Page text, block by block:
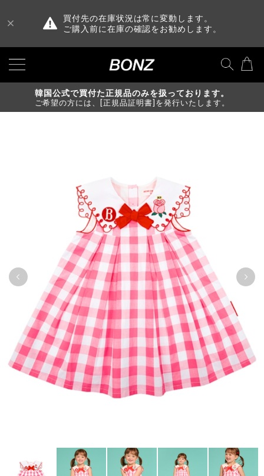
買付先の在庫状況は常に変動します。
ご購入前に在庫の確認をお勧めします。
韓国公式で買付た正規品のみを扱っております。
ご希望の方には、[正規品証明書]を発行いたします。